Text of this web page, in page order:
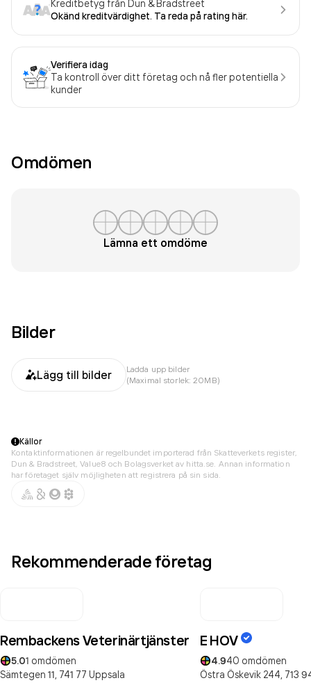
Kreditbetyg från Dun & Bradstreet
Okänd kreditvärdighet. Ta reda på rating här.
Verifiera idag
Ta kontroll över ditt företag och nå fler potentiella
kunder
Omdömen
Lämna ett omdöme
Bilder
Lägg till bilder
Ladda upp bilder
(Maximal storlek: 20MB)
Källor
Kontaktinformationen är regelbundet importerad från Skatteverkets register,
Dun & Bradstreet, Value8 och Bolagsverket av hitta.se. Annan information
har företaget själv möjligheten att registrera på sin sida.
Rekommenderade företag
Rembackens Veterinärtjänster
5.01 omdömen
Sämtegen 11, 741 77 Uppsala
E HOV
4.940 omdömen
Östra Öskevik 244, 713